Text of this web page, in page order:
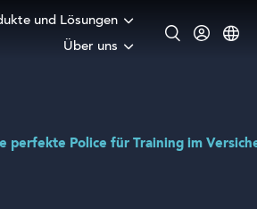
und Lösungen
Über uns
Deutsch
perfekte Police für Training im